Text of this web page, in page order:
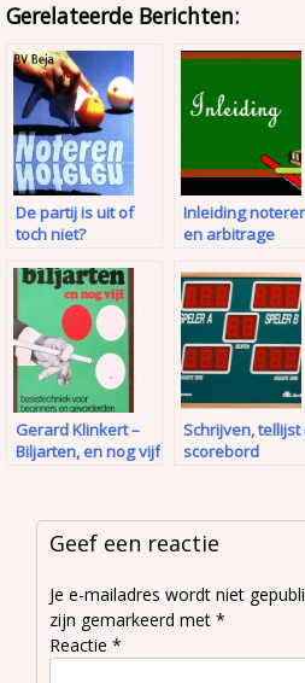
Gerelateerde Berichten:
De partij is uit of
toch niet?
Inleiding
en arbitrage
Gerard Klinkert –
Biljarten, en nog vijf
Schrijven, tellijst
scorebord
Geef een reactie
Je e-mailadres wordt niet
zijn gemarkeerd met *
Reactie *